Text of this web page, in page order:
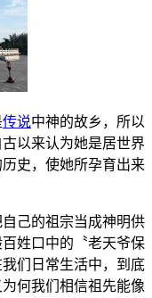
传说中神的故乡，所以
以来认为她是居世界
史，使她所孕育出来
己的祖宗当成神明供
姓口中的〝老天爷保
们日常生活中，到底
何我们相信祖先能像